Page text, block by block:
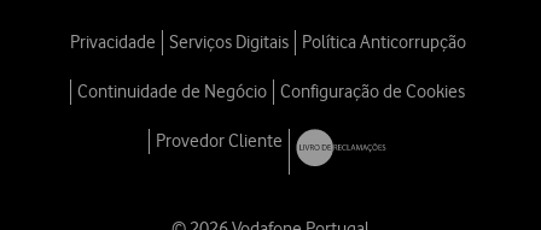
Privacidade Serviços Digitais Política Anticorrupção
Continuidade de Negócio Configuração de Cookies
Provedor Cliente